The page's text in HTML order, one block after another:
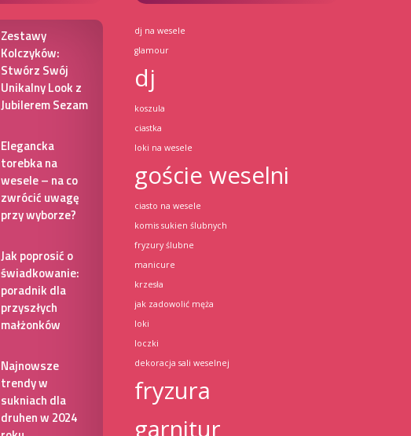
Zestawy
Kolczyków:
Stwórz Swój
Unikalny Look z
Jubilerem Sezam
Elegancka
torebka na
wesele – na co
zwrócić uwagę
przy wyborze?
Jak poprosić o
świadkowanie:
poradnik dla
przyszłych
małżonków
Najnowsze
trendy w
sukniach dla
druhen w 2024
dj na wesele
glamour
dj
koszula
ciastka
loki na wesele
goście weselni
ciasto na wesele
komis sukien ślubnych
fryzury ślubne
manicure
krzesła
jak zadowolić męża
loki
loczki
dekoracja sali weselnej
fryzura
garnitur